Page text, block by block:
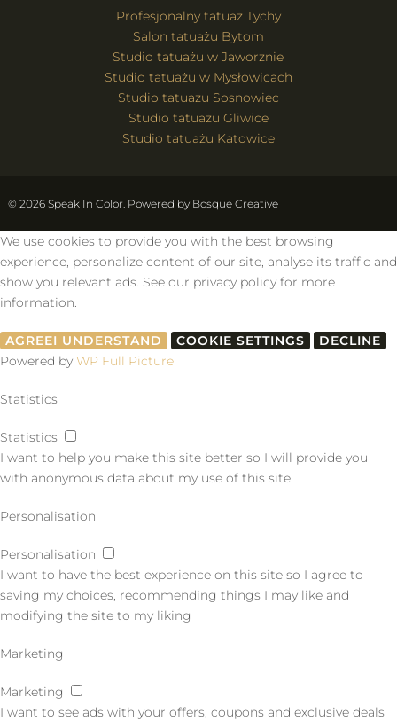
Profesjonalny tatuaż Tychy
Salon tatuażu Bytom
Studio tatuażu w Jaworznie
Studio tatuażu w Mysłowicach
Studio tatuażu Sosnowiec
Studio tatuażu Gliwice
Studio tatuażu Katowice
© 2026 Speak In Color. Powered by Bosque Creative
We use cookies to provide you with the best browsing
experience, personalize content of our site, analyse its traffic and
show you relevant ads. See our privacy policy for more
information.
AGREEI UNDERSTAND COOKIE SETTINGS
DECLINE
Powered by WP Full Picture
Statistics
Statistics
I want to help you make this site better so I will provide you
with anonymous data about my use of this site.
Personalisation
Personalisation
I want to have the best experience on this site so I agree to
saving my choices, recommending things I may like and
modifying the site to my liking
Marketing
Marketing
I want to see ads with your offers, coupons and exclusive deals